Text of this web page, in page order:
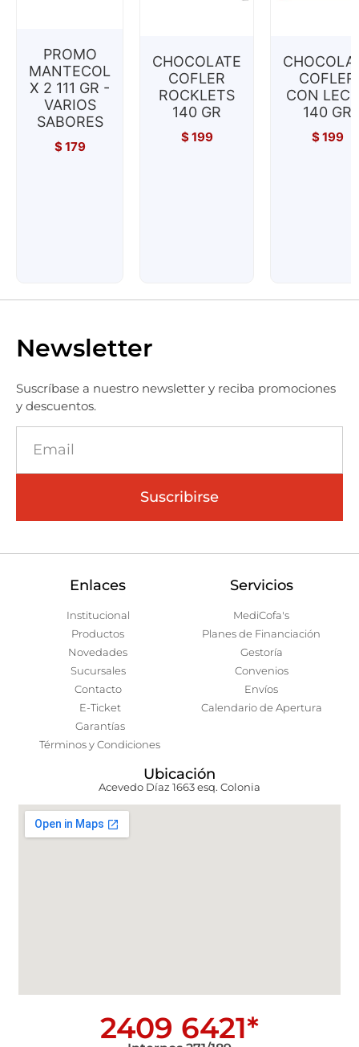
PROMO
MANTECOL
X 2 111 GR -
VARIOS
SABORES
$179
CHOCOLATE
COFLER
ROCKLETS
140 GR
$199
COFLER
CON
140 GR
$199
Newsletter
Suscríbase a nuestro newsletter y reciba promociones
y descuentos.
Suscribirse
Enlaces
Institucional
Productos
Novedades
Sucursales
Contacto
E-Ticket
Garantías
Términos y Condiciones
Servicios
MediCofa's
Planes de Financiación
Gestoría
Convenios
Envíos
Calendario de Apertura
Ubicación
Acevedo Díaz 1663 esq. Colonia
2409 6421*